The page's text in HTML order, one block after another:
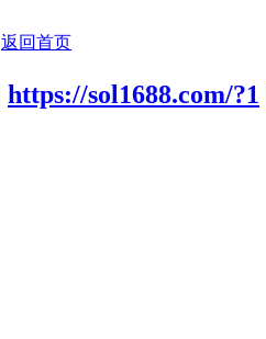
返回首页
https://sol1688.com/?1